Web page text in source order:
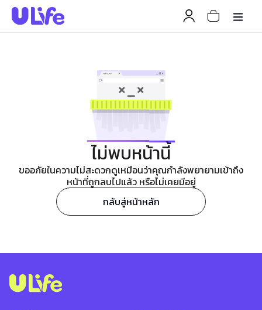
ไม่พบหน้านี้
ขออภัยในความไม่สะดวกดูเหมือนว่าคุณกำลังพยายามเข้าถึง
หน้าที่ถูกลบไปแล้ว หรือไม่เคยมีอยู่
กลับสู่หน้าหลัก